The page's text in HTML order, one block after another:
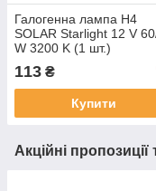
Галогенна лампа H4
SOLAR Starlight 12 V
W 3200 K (1 шт.)
113 ₴
Купити
Акційні